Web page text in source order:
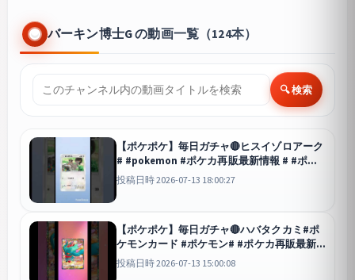
バーキン博士G の動画一覧（124本）
🔍 検索
【ポケポケ】毎日ガチャ🔴ヒスイゾロアーク
# #pokemon #ポケカ再販最新情報 # #ポケ
モンカード #おれポケ #pokemoncards #ポ
ケモン #pokemontcg #ポケカ
投稿日時 2026-07-13 18:00:27
【ポケポケ】毎日ガチャ🔴ハバタクカミ#ポ
ケモンカード #ポケモン# #ポケカ再販最新
情報 # #おれポケ #pokemoncards #ポケカ
#pokemongo
投稿日時 2026-07-13 15:00:08